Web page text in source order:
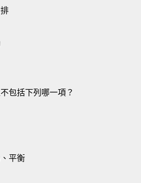
包括下列哪一項？
平衡